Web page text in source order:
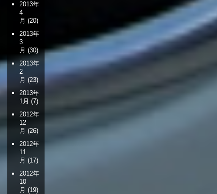
2013年
4
月 (20)
2013年
3
月 (30)
2013年
2
月 (23)
2013年
1月 (7)
2012年
12
月 (26)
2012年
11
月 (17)
2012年
10
月 (19)